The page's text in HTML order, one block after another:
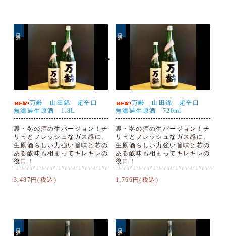
万齢 山田錦 超辛口
無濾過生原酒 1.8L
裏・冬の酒の生バージョン！チ
リっとフレッシュなガス感に、
生原酒らしい力強い旨味と芯の
ある酸味も相まってキレキレの
後口！
3,487円(税込)
万齢 山田錦 超辛口
無濾過生原酒 720ml
裏・冬の酒の生バージョン！チ
リっとフレッシュなガス感に、
生原酒らしい力強い旨味と芯の
ある酸味も相まってキレキレの
後口！
1,766円(税込)